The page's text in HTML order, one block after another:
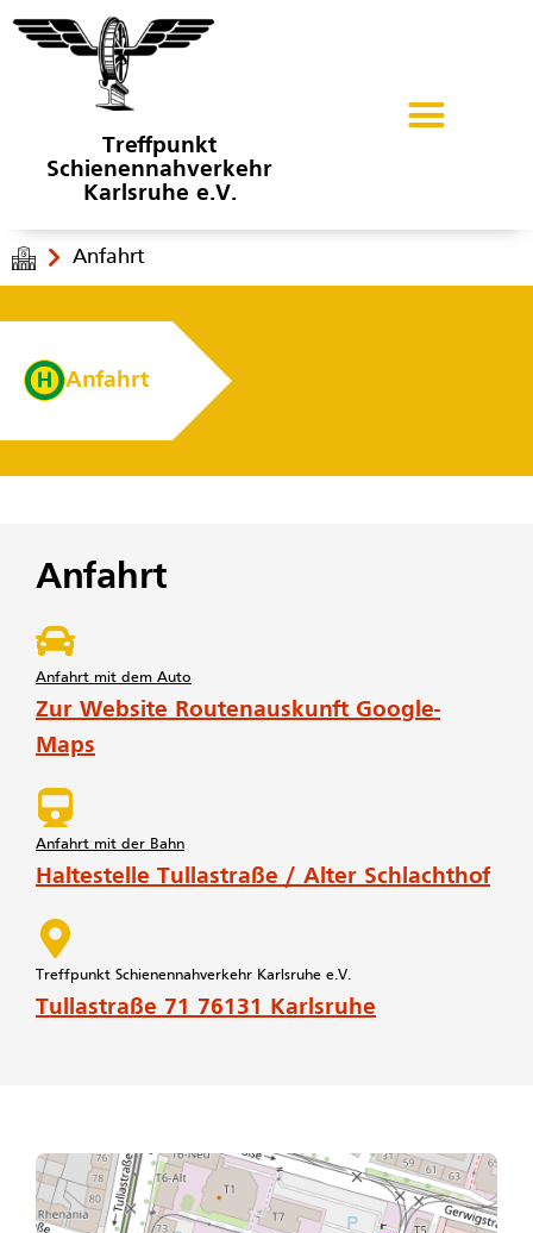
Treffpunkt
Schienennahverkehr
Karlsruhe e.V.
Anfahrt
Anfahrt
Anfahrt
Anfahrt mit dem Auto
Zur Website Routenauskunft Google-
Maps
Anfahrt mit der Bahn
Haltestelle Tullastraße / Alter Schlachthof
Treffpunkt Schienennahverkehr Karlsruhe e.V.
Tullastraße 71 76131 Karlsruhe